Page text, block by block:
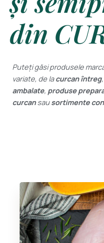
din
Puteți găsi produsele
variate, de lacurcan întreg,
ambalate, produse
curcansausortimente